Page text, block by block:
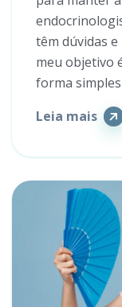
têm dúvidas
meu objetivo
forma
Leia mais